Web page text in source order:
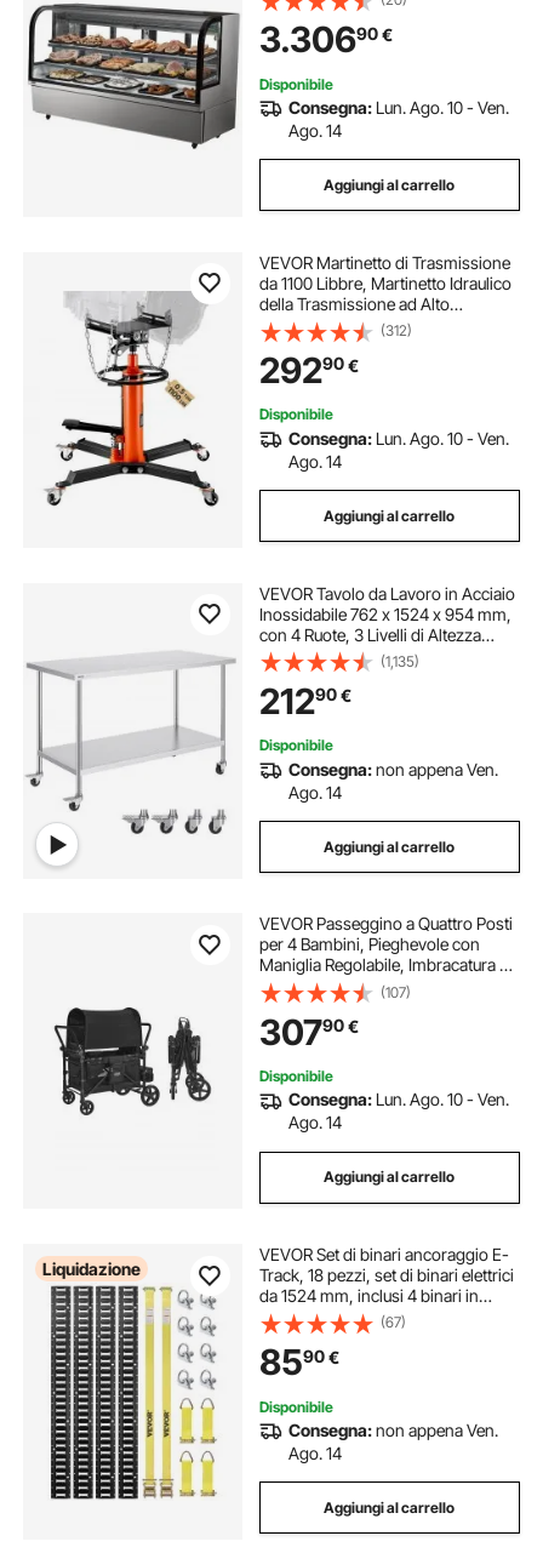
Raffreddamento a Tiraggio
Discendente, Vetrina Rotelle
Panetteria
3.30690€
Disponibile
Consegna: Lun. Ago. 10 - Ven.
Ago. 14
Aggiungi al carrello
VEVOR Martinetto di Trasmissione
da 1100 Libbre, Martinetto Idraulico
della Trasmissione ad Alto
Sollevamento, Jack a Trasmissione
Verticale con 4 Rotelle Girevoli per
Autoveicoli o Autocarri Leggeri
(312)
29290€
Disponibile
Consegna: Lun. Ago. 10 - Ven.
Ago. 14
Aggiungi al carrello
VEVOR Tavolo da Lavoro in Acciaio
Inossidabile 762 x 1524 x 954 mm,
con 4 Ruote, 3 Livelli di Altezza
Regolabili, Tavolo Resistente per
Preparazione Alimenti Ristoranti
Cucina Commerciale, Argento
(1,135)
21290€
Disponibile
Consegna:non appena Ven.
Ago. 14
Aggiungi al carrello
VEVOR Passeggino a Quattro Posti
per 4 Bambini, Pieghevole con
Maniglia Regolabile, Imbracatura di
Sicurezza Tettuccio Rimovibile,
Passeggino Bambini Comodo
Resistente, Nero, Carico 150 kg
(107)
30790€
Disponibile
Consegna: Lun. Ago. 10 - Ven.
Ago. 14
Aggiungi al carrello
Liquidazione
VEVOR Set di binari ancoraggio E-
Track, 18 pezzi, set di binari elettrici
da 1524 mm, inclusi 4 binari in
acciaio e 8 ancoraggi con O-ring e
4 cinghie di ancoraggio carico 907
kg
(67)
8590€
Disponibile
Consegna:non appena Ven.
Ago. 14
Aggiungi al carrello